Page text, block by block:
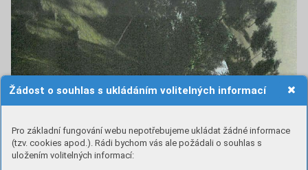
Žádost o souhlas s ukládáním volitelných informací
Pro základní fungování webu nepotřebujeme ukládat žádné informace
(tzv. cookies apod.). Rádi bychom vás ale požádali o souhlas s
uložením volitelných informací: